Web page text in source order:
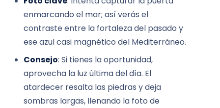
enmarcando el mar; así verás el
contraste entre la fortaleza del pasado y
ese azul casi magnético del Mediterráneo.
Consejo: Si tienes la oportunidad,
aprovecha la luz última del día. El
atardecer resalta las piedras y deja
sombras largas, llenando la foto de